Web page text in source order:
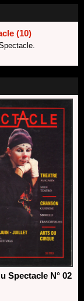
Théâtre 2026
à la
2026
(10)
Spectacle N° 02